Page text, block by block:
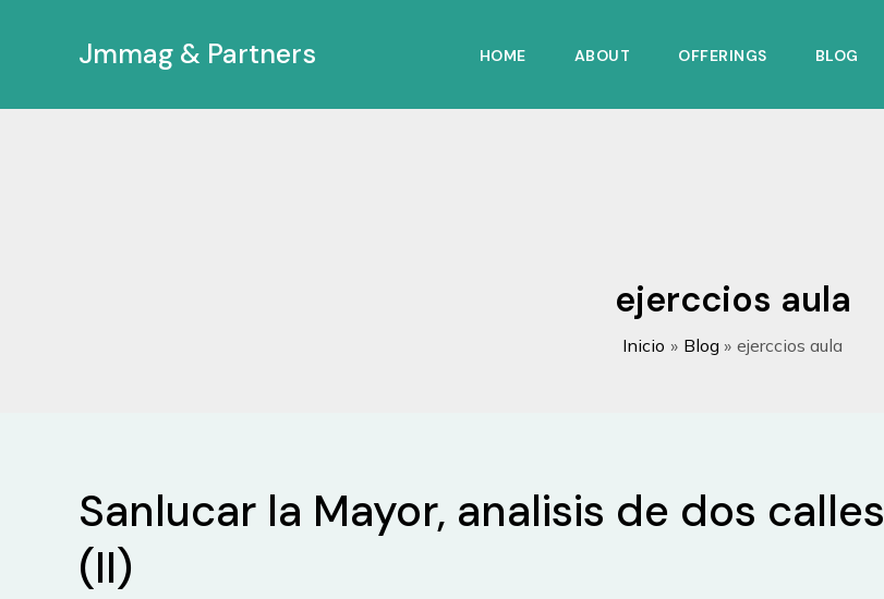
Jmmag & Partners HOME ABOUT OFFERINGS BLOG
ejerccios aula
Inicio Blog ejerccios aula
Sanlucar la Mayor, analisis de dos calles
(II)